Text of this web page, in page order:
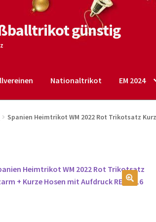
günstig
Nationaltrikot EM 2024
Shop Startseite – EnglishWarenkorb
Spanien Heimtrikot WM 2022 Rot Trikotsatz